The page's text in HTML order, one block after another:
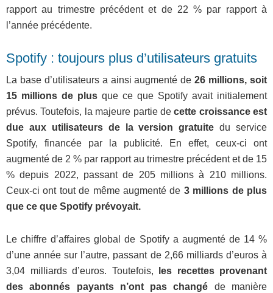
rapport au trimestre précédent et de 22 % par rapport à
l’année précédente.
Spotify : toujours plus d’utilisateurs gratuits
La base d’utilisateurs a ainsi augmenté de26 millions, soit
15 millions de plus que ce que Spotify avait initialement
prévus. Toutefois, la majeure partie decette croissance est
due aux utilisateurs de la version gratuite du service
Spotify, financée par la publicité. En effet, ceux-ci ont
augmenté de 2 % par rapport au trimestre précédent et de 15
% depuis 2022, passant de 205 millions à 210 millions.
Ceux-ci ont tout de même augmenté de 3 millions de plus
que ce que Spotify prévoyait.
Le chiffre d’affaires global de Spotify a augmenté de 14 %
d’une année sur l’autre, passant de 2,66 milliards d’euros à
3,04 milliards d’euros. Toutefois,
les recettes provenant
des abonnés payants n’ont pas changé de manière